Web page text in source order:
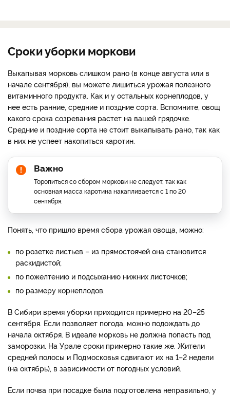
Сроки уборки моркови
Выкапывая морковь слишком рано (в конце августа или в
начале сентября), вы можете лишиться урожая полезного
витаминного продукта. Как и у остальных корнеплодов, у
нее есть ранние, средние и поздние сорта. Вспомните, овощ
какого срока созревания растет на вашей грядочке.
Средние и поздние сорта не стоит выкапывать рано, так как
в них не успеет накопиться каротин.
Важно
Торопиться со сбором моркови не следует, так как
основная масса каротина накапливается с 1 по 20
сентября.
Понять, что пришло время сбора урожая овоща, можно:
по розетке листьев – из прямостоячей она становится
раскидистой;
по пожелтению и подсыханию нижних листочков;
по размеру корнеплодов.
В Сибири время уборки приходится примерно на 20–25
сентября. Если позволяет погода, можно подождать до
начала октября. В идеале морковь не должна попасть под
заморозки. На Урале сроки примерно такие же. Жители
средней полосы и Подмосковья сдвигают их на 1–2 недели
(на октябрь), в зависимости от погодных условий.
Если почва при посадке была подготовлена неправильно, у